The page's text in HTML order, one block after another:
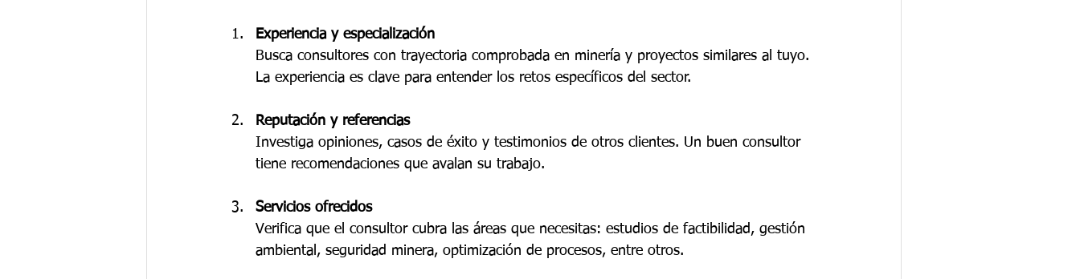
Experiencia y especialización
Busca consultores con trayectoria comprobada en minería y proyectos similares al tuyo.
La experiencia es clave para entender los retos específicos del sector.
Reputación y referencias
Investiga opiniones, casos de éxito y testimonios de otros clientes. Un buen consultor
tiene recomendaciones que avalan su trabajo.
Servicios ofrecidos
Verifica que el consultor cubra las áreas que necesitas: estudios de factibilidad, gestión
ambiental, seguridad minera, optimización de procesos, entre otros.